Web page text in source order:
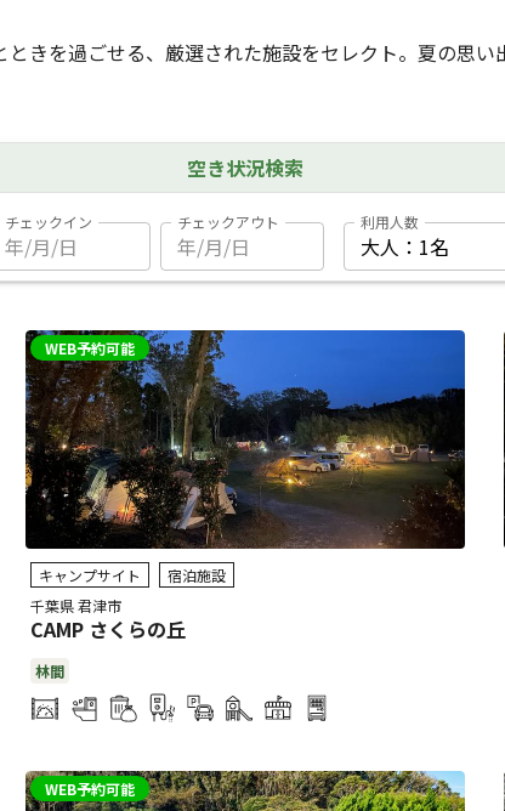
きを過ごせる、厳選された施設をセレクト。夏の思
空き状況検索
チェックイン チェックアウト 利用人数
WEB予約可能
キャンプサイト
宿泊施設
千葉県 君津市
CAMP さくらの丘
林間
WEB予約可能